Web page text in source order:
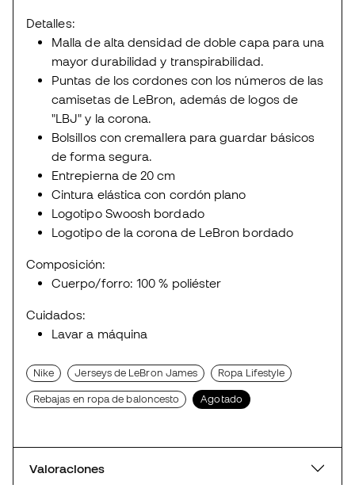
Detalles:
Malla de alta densidad de doble capa para una
mayor durabilidad y transpirabilidad.
Puntas de los cordones con los números de las
camisetas de LeBron, además de logos de
"LBJ" y la corona.
Bolsillos con cremallera para guardar básicos
de forma segura.
Entrepierna de 20 cm
Cintura elástica con cordón plano
Logotipo Swoosh bordado
Logotipo de la corona de LeBron bordado
Composición:
Cuerpo/forro: 100 % poliéster
Cuidados:
Lavar a máquina
Nike Jerseys de LeBron James Ropa Lifestyle
Rebajas en ropa de baloncesto Agotado
Valoraciones